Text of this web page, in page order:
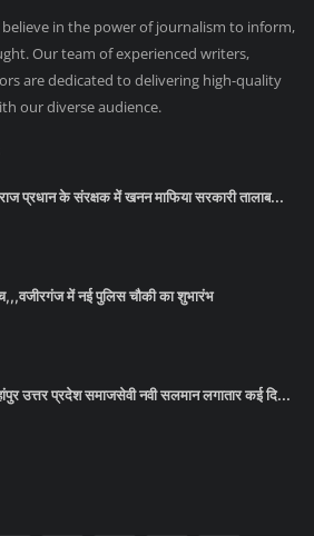
believe in the power of journalism to inform,
Our team of experienced writers,
are dedicated to delivering high-quality
our diverse audience.
प्रधान के संरक्षक में खनन माफिया सरकारी तालाब...
में नई पुलिस चौकी का शुभारंभ
उत्तर प्रदेश समाजसेवी नवी सलमान लगातार कई दि...